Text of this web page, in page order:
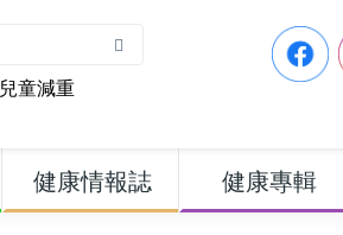
兒童減重
健康情報誌 健康專輯